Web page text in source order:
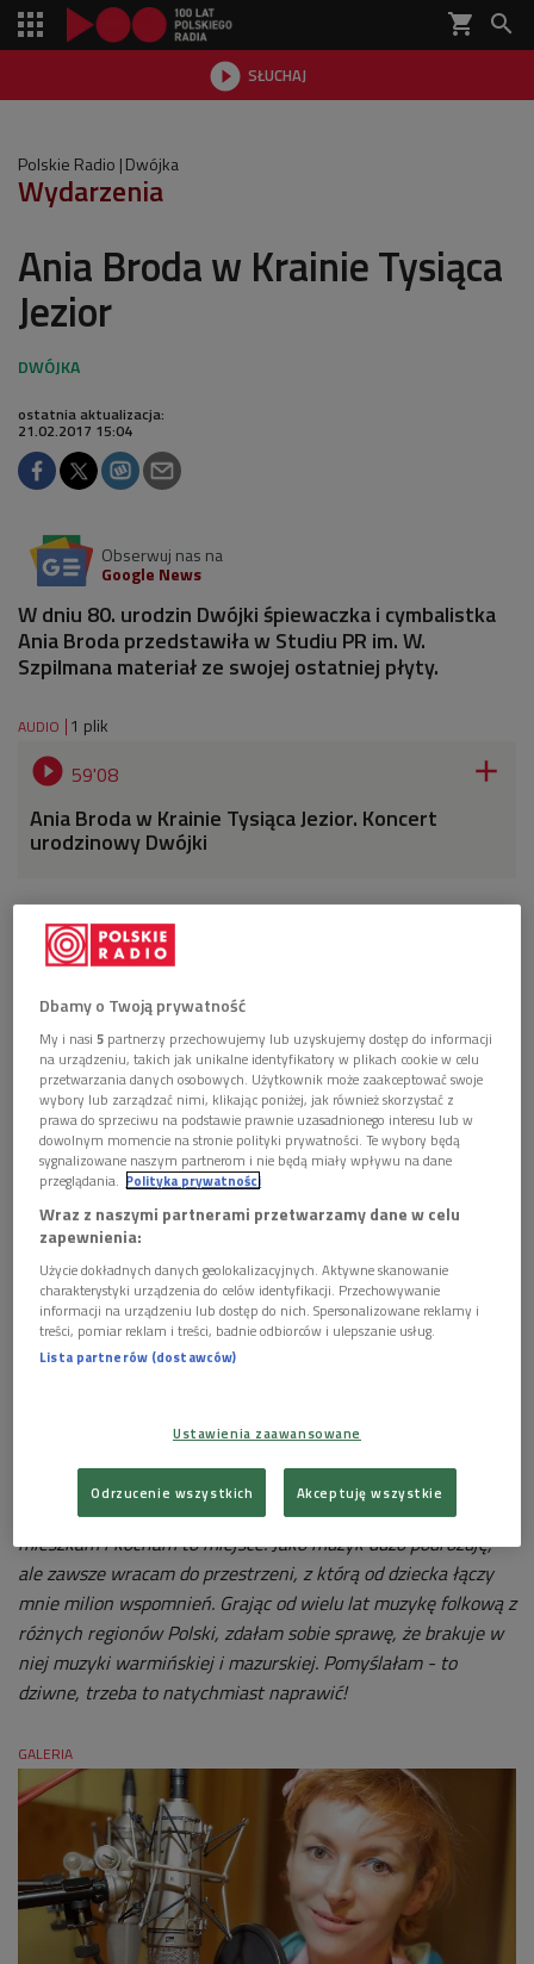
shopping_cart 
 SŁUCHAJ

Polskie Radio Dwójka
Wydarzenia
Ania Broda w Krainie Tysiąca
Jezior
ostatnia aktualizacja:
21.02.2017 15:04
Obserwuj nas na
Google News
W dniu 80. urodzin Dwójki śpiewaczka i cymbalistka
Ania Broda przedstawiła w Studiu PR im. W.
Szpilmana materiał ze swojej ostatniej płyty.
AUDIO 1 plik
 59'08 
Ania Broda w Krainie Tysiąca Jezior. Koncert
urodzinowy Dwójki
Anna Broda i Mateusz Szemraj Foto: Grzegorz Śledź/PR2
"Thousand Lakes" - tak właśnie zatytułowana jest
najnowsza płyta artystki wydana w ubiegłym roku przez
Polskie Radio. Złożyły się na nią pieśni i melodie taneczne z
Warmii i Mazur, które w 2014 nagrała dla Programu 2. Projekt
Ania Broda mówi tak:
Urodziłam się w Olsztynie i wychowałam na warmińskiej wsi
- w Jonkowie. W samym sercu Krainy Tysiąca Jezior. Nadal tu
mieszkam i kocham to miejsce. Jako muzyk dużo podróżuję,
ale zawsze wracam do przestrzeni, z którą od dziecka łączy
mnie milion wspomnień. Grając od wielu lat muzykę folkową z
różnych regionów Polski, zdałam sobie sprawę, że brakuje w
niej muzyki warmińskiej i mazurskiej. Pomyślałam - to
dziwne, trzeba to natychmiast naprawić!
GALERIA
Dbamy o Twoją prywatność
My i nasi5 partnerzy przechowujemy lub uzyskujemy dostęp do informacji
na urządzeniu, takich jak unikalne identyfikatory w plikach cookie w celu
przetwarzania danych osobowych. Użytkownik może zaakceptować swoje
wybory lub zarządzać nimi, klikając poniżej, jak również skorzystać z
prawa do sprzeciwu na podstawie prawnie uzasadnionego interesu lub w
dowolnym momencie na stronie polityki prywatności. Te wybory będą
sygnalizowane naszym partnerom i nie będą miały wpływu na dane
przeglądania. Polityka prywatności
Wraz z naszymi partnerami przetwarzamy dane w celu
zapewnienia:
Użycie dokładnych danych geolokalizacyjnych. Aktywne skanowanie
charakterystyki urządzenia do celów identyfikacji. Przechowywanie
informacji na urządzeniu lub dostęp do nich. Spersonalizowane reklamy i
treści, pomiar reklam i treści, badnie odbiorców i ulepszanie usług.
Lista partnerów (dostawców)
Ustawienia zaawansowane
Odrzucenie wszystkich Akceptuję wszystkie